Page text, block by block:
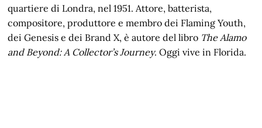
quartiere di Londra, nel 1951. Attore, batterista,
compositore, produttore e membro dei Flaming Youth,
dei Genesis e dei Brand X, è autore del libro The Alamo
and Beyond: A Collector’s Journey. Oggi vive in Florida.